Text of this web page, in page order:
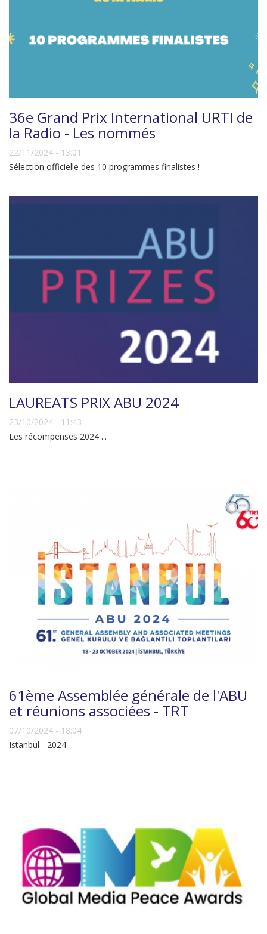
36e Grand Prix International URTI de
la Radio - Les nommés
22/11/2024 - 13:01
Sélection officielle des 10 programmes finalistes !
LAUREATS PRIX ABU 2024
23/10/2024 - 11:43
Les récompenses 2024 ...
61ème Assemblée générale de l'ABU
et réunions associées - TRT
07/10/2024 - 18:04
Istanbul - 2024